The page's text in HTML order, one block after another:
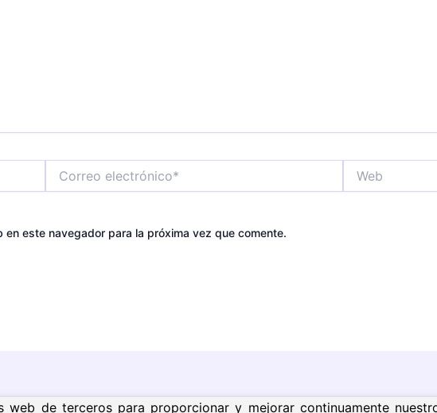
electrónico*
este navegador para la próxima vez que comente.
de terceros para proporcionar y mejorar continuamente